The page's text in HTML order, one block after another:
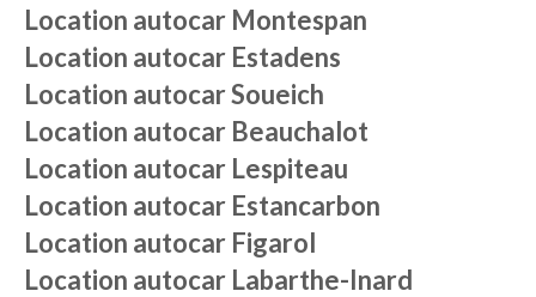
Location autocar Montespan
Location autocar Estadens
Location autocarSoueich
Location autocar Beauchalot
Location autocar Lespiteau
Location autocar Estancarbon
Location autocar Figarol
Location autocar Labarthe-Inard